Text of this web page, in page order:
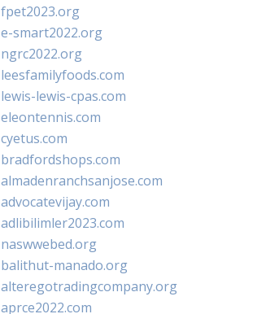
fpet2023.org
e-smart2022.org
ngrc2022.org
leesfamilyfoods.com
lewis-lewis-cpas.com
eleontennis.com
cyetus.com
bradfordshops.com
almadenranchsanjose.com
advocatevijay.com
adlibilimler2023.com
naswwebed.org
balithut-manado.org
alteregotradingcompany.org
aprce2022.com